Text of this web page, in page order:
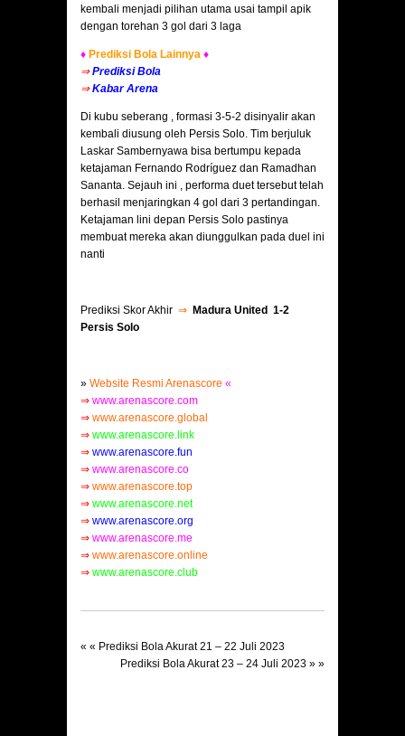
kembali menjadi pilihan utama usai tampil apik
dengan torehan 3 gol dari 3 laga
♦ Prediksi Bola Lainnya ♦
⇒ Prediksi Bola
⇒ Kabar Arena
Di kubu seberang , formasi 3-5-2 disinyalir akan
kembali diusung oleh Persis Solo. Tim berjuluk
Laskar Sambernyawa bisa bertumpu kepada
ketajaman Fernando Rodríguez dan Ramadhan
Sananta. Sejauh ini , performa duet tersebut telah
berhasil menjaringkan 4 gol dari 3 pertandingan.
Ketajaman lini depan Persis Solo pastinya
membuat mereka akan diunggulkan pada duel ini
nanti
Prediksi Skor Akhir ⇒ Madura United 1-2
Persis Solo
» Website Resmi Arenascore «
⇒ www.arenascore.com
⇒ www.arenascore.global
⇒ www.arenascore.link
⇒ www.arenascore.fun
⇒ www.arenascore.co
⇒ www.arenascore.top
⇒ www.arenascore.net
⇒ www.arenascore.org
⇒ www.arenascore.me
⇒ www.arenascore.online
⇒ www.arenascore.club
« « Prediksi Bola Akurat 21 – 22 Juli 2023
Prediksi Bola Akurat 23 – 24 Juli 2023 » »